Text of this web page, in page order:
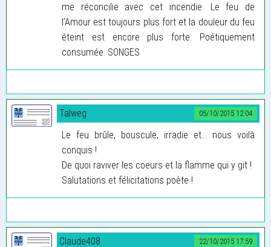
me réconcilie avec cet incendie. Le feu de
l’Amour est toujours plus fort et la douleur du feu
éteint est encore plus forte. Poétiquement
consumée. SONGES
05/10/2015 12:04
Talweg
Le feu brûle, bouscule, irradie et... nous voilà
conquis !
De quoi raviver les coeurs et la flamme qui y git !
Salutations et félicitations poète !
22/10/2015 17:59
Claude408